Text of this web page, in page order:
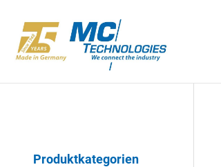
Inhalt
springen
Produktkategorien